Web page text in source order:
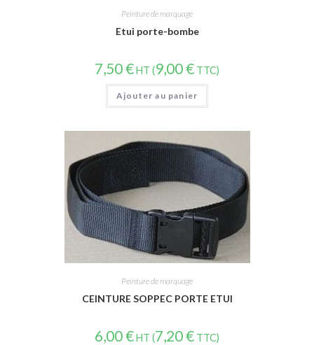
Peinture de marquage
Etui porte-bombe
7,50€HT (9,00€ TTC)
Ajouter au panier
Peinture de marquage
CEINTURE SOPPEC PORTE ETUI
6,00€HT (7,20€ TTC)